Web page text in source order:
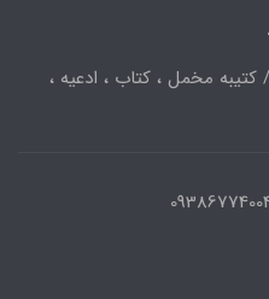
کتیبه مخمل ، کتاب ، ادعیه ،